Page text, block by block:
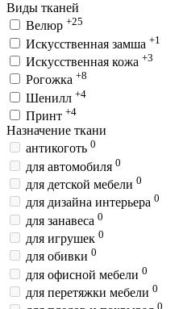
Виды тканей
Велюр +25
Искусственная замша +1
Искусственная кожа +3
Рогожка +8
Шенилл +4
Принт +4
Назначение ткани
антикоготь 0
для автомобиля 0
для детской мебели 0
для дизайна интерьера 0
для занавеса 0
для игрушек 0
для обивки 0
для офисной мебели 0
для перетяжки мебели 0
0